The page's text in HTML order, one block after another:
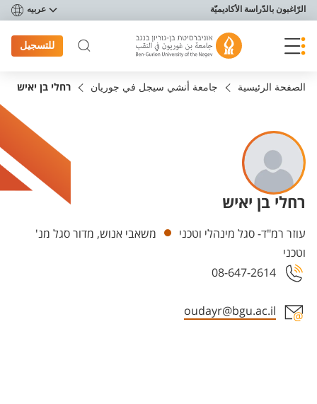
תפריט נגישות
الرّاغبون بالدّراسة الأكاديميّة عربيه
للتسجيل
الصفحة الرئيسية جامعة أنشي سيجل في جوريان רחלי בן יאיש
רחלי בן יאיש
Departments
עוזר רמ"ד- סגל מינהלי וטכני
משאבי אנוש, מדור סגל מנ'
וטכני
08-647-2614
oudayr@bgu.ac.il